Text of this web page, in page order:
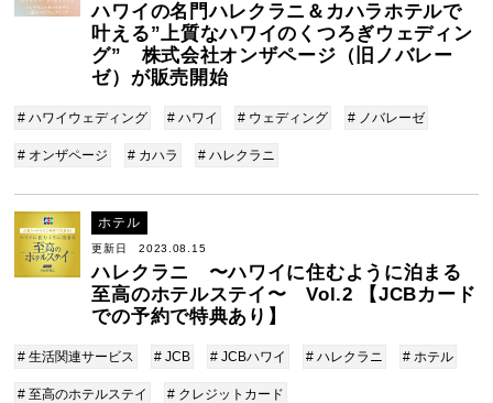
ハワイの名門ハレクラニ＆カハラホテルで
叶える”上質なハワイのくつろぎウェディン
グ” 株式会社オンザページ（旧ノバレー
ゼ）が販売開始
# ハワイウェディング # ハワイ # ウェディング # ノバレーゼ
# オンザページ # カハラ # ハレクラニ
ホテル
更新日 2023.08.15
ハレクラニ 〜ハワイに住むように泊まる
至高のホテルステイ〜 Vol.2 【JCBカード
での予約で特典あり】
# 生活関連サービス # JCB # JCBハワイ # ハレクラニ # ホテル
# 至高のホテルステイ # クレジットカード